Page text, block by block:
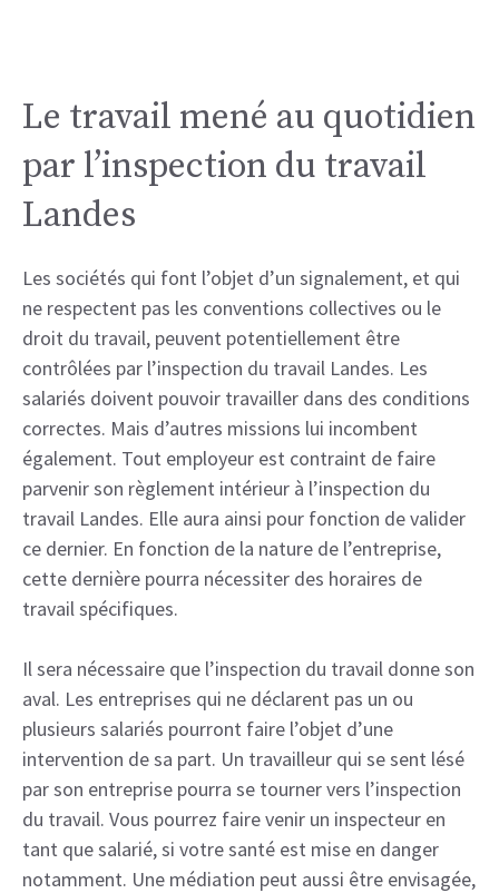
Le travail mené au quotidien
par l’inspection du travail
Landes
Les sociétés qui font l’objet d’un signalement, et qui
ne respectent pas les conventions collectives ou le
droit du travail, peuvent potentiellement être
contrôlées par l’inspection du travail Landes. Les
salariés doivent pouvoir travailler dans des conditions
correctes. Mais d’autres missions lui incombent
également. Tout employeur est contraint de faire
parvenir son règlement intérieur à l’inspection du
travail Landes. Elle aura ainsi pour fonction de valider
ce dernier. En fonction de la nature de l’entreprise,
cette dernière pourra nécessiter des horaires de
travail spécifiques.
Il sera nécessaire que l’inspection du travail donne son
aval. Les entreprises qui ne déclarent pas un ou
plusieurs salariés pourront faire l’objet d’une
intervention de sa part. Un travailleur qui se sent lésé
par son entreprise pourra se tourner vers l’inspection
du travail. Vous pourrez faire venir un inspecteur en
tant que salarié, si votre santé est mise en danger
notamment. Une médiation peut aussi être envisagée,